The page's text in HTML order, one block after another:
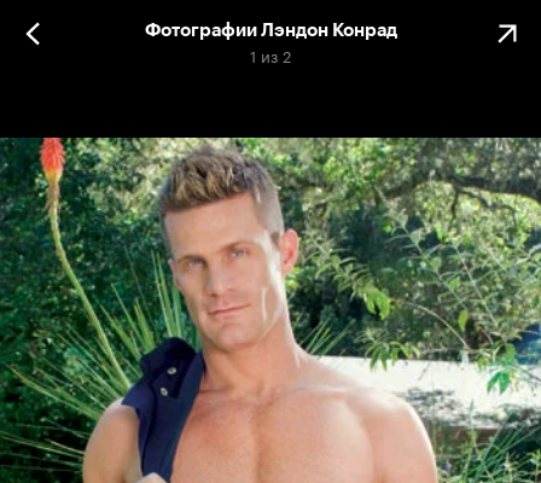
Фотографии Лэндон Конрад
1 из 2